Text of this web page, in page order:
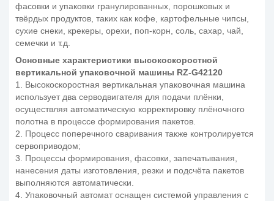
фасовки и упаковки гранулированных, порошковых и
твёрдых продуктов, таких как кофе, картофельные чипсы,
сухие снеки, крекеры, орехи, поп-корн, соль, сахар, чай,
семечки и т.д.
Основные характеристики высокоскоростной
вертикальной упаковочной машины RZ-G42120
1. Высокоскоростная вертикальная упаковочная машина
использует два серводвигателя для подачи плёнки,
осуществляя автоматическую корректировку плёночного
полотна в процессе формирования пакетов.
2. Процесс поперечного сваривания также контролируется
сервоприводом;
3. Процессы формирования, фасовки, запечатывания,
нанесения даты изготовления, резки и подсчёта пакетов
выполняются автоматически.
4. Упаковочный автомат оснащен системой управления с